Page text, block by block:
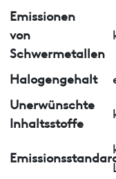
Emissionen
von
Schwermetallen
Halogengehalt
Unerwünschte
Inhaltsstoffe